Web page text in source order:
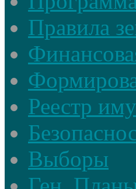
Правила
Реестр
Выборы